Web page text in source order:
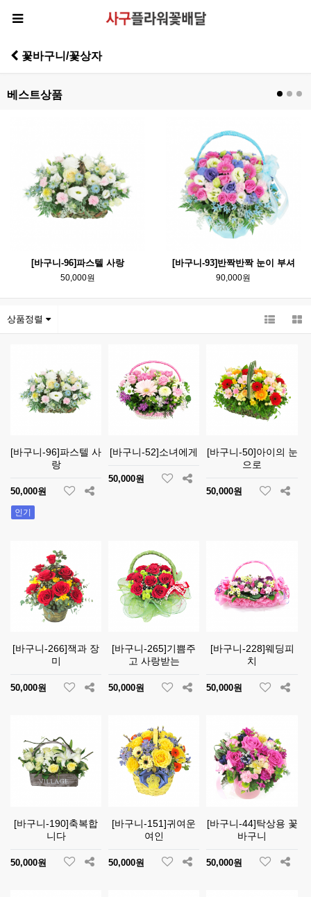
꽃바구니/꽃상자
베스트상품
[바구니-96]파스텔 사랑
50,000원
[바구니-93]반짝반짝 눈이 부셔
90,000원
상품정렬
[바구니-96]파스텔 사
랑
50,000원
인기
[바구니-52]소녀에게
50,000원
[바구니-50]아이의 눈
으로
50,000원
[바구니-266]잭과 장
미
50,000원
[바구니-265]기쁨주
고 사랑받는
50,000원
[바구니-228]웨딩피
치
50,000원
[바구니-190]축복합
니다
50,000원
[바구니-151]귀여운
여인
50,000원
[바구니-44]탁상용 꽃
바구니
50,000원